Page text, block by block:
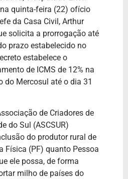
quinta-feira (22) ofício
da Casa Civil, Arthur
solicita a prorrogação até
prazo estabelecido no
estabelece o
de ICMS de 12% na
do Mercosul até o dia 31
de Criadores de
do Sul (ASCSUR)
do produtor rural de
Física (PF) quanto Pessoa
ele possa, de forma
milho de países do